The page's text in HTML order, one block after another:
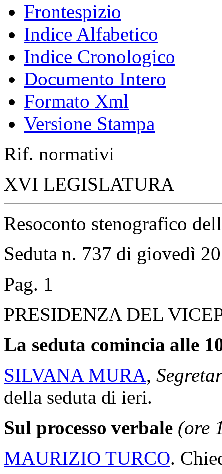
Frontespizio
Indice Alfabetico
Indice Cronologico
Documento Intero
Formato Xml
Versione Stampa
Rif. normativi
XVI LEGISLATURA
Resoconto stenografico
Seduta n. 737 di giovedì
Pag. 1
PRESIDENZA DEL
La seduta comincia alle
SILVANA MURA,
della seduta di ieri.
Sul processo verbale (ore
MAURIZIO TURCO.